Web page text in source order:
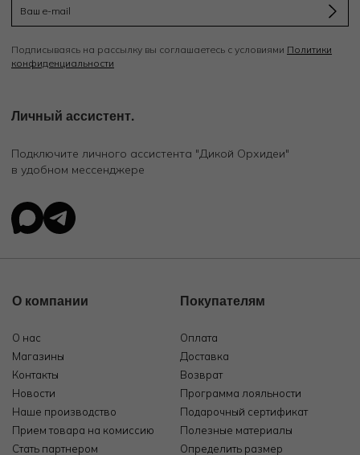
Подписываясь на рассылку вы соглашаетесь с условиями Политики
конфиденциальности
Личный ассистент.
Подключите личного ассистента "Дикой Орхидеи"
в удобном мессенджере
О компании
О нас
Магазины
Контакты
Новости
Наше производство
Прием товара на комиссию
Стать партнером
Покупателям
Оплата
Доставка
Возврат
Программа лояльности
Подарочный сертификат
Полезные материалы
Определить размер